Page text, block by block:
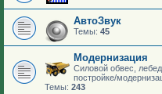
АвтоЗвук
Темы: 45
Модернизация
Силовой обвес,
постройке/
Темы: 243